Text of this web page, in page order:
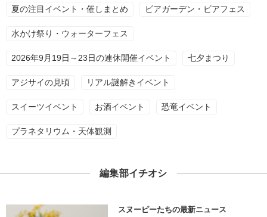
夏の注目イベント・催しまとめ ビアガーデン・ビアフェス
水かけ祭り・ウォーターフェス
2026年9月19日～23日の連休開催イベント 七夕まつり
アジサイの見頃 リアル謎解きイベント
スイーツイベント お酒イベント 恐竜イベント
プラネタリウム・天体観測
編集部イチオシ
スヌーピーたちの最新ニュース